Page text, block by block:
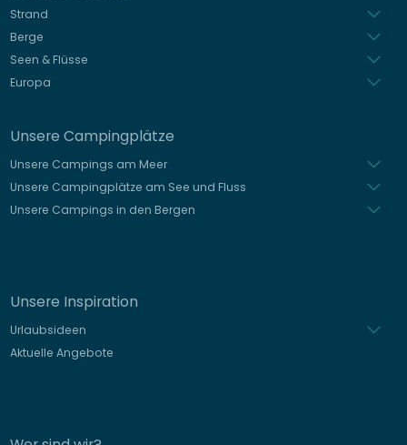
Strand
Berge
Seen & Flüsse
Europa
Unsere Campingplätze
Unsere Campings am Meer
Unsere Campingplätze am See und Fluss
Unsere Campings in den Bergen
Unsere Inspiration
Urlaubsideen
Aktuelle Angebote